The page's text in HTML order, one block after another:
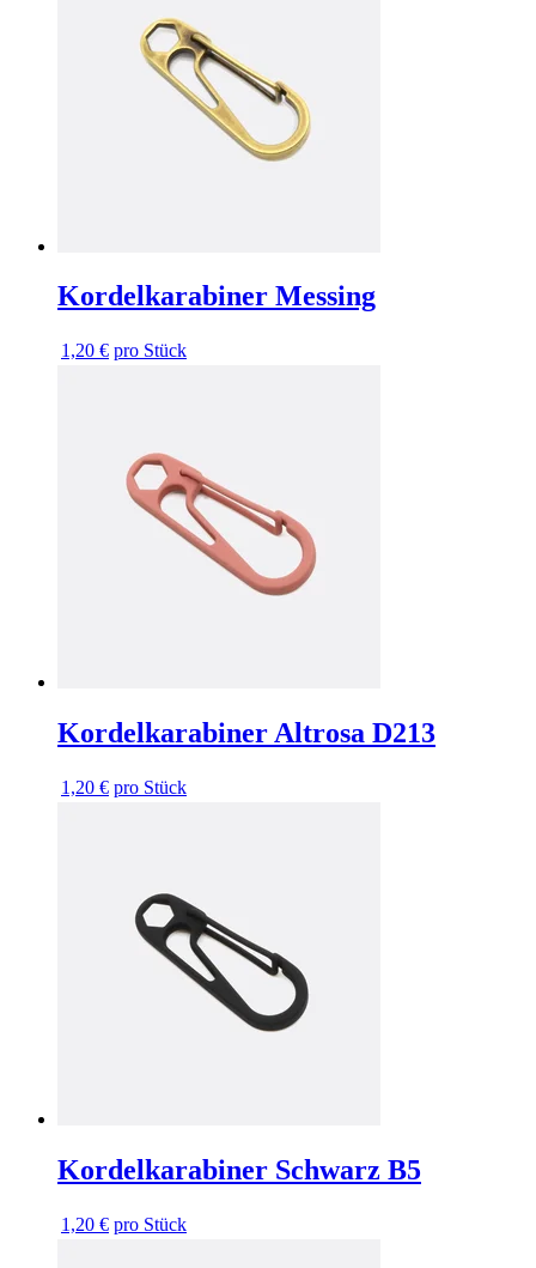
Kordelkarabiner Messing
1,20 € pro Stück
Kordelkarabiner Altrosa D213
1,20 € pro Stück
Kordelkarabiner Schwarz B5
1,20 € pro Stück